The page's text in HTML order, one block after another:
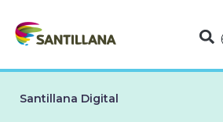
Santillana Digital